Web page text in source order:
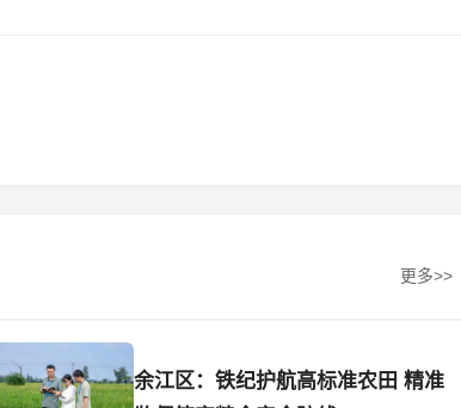
更多>>
余江区：铁纪护航高标准农田 精准